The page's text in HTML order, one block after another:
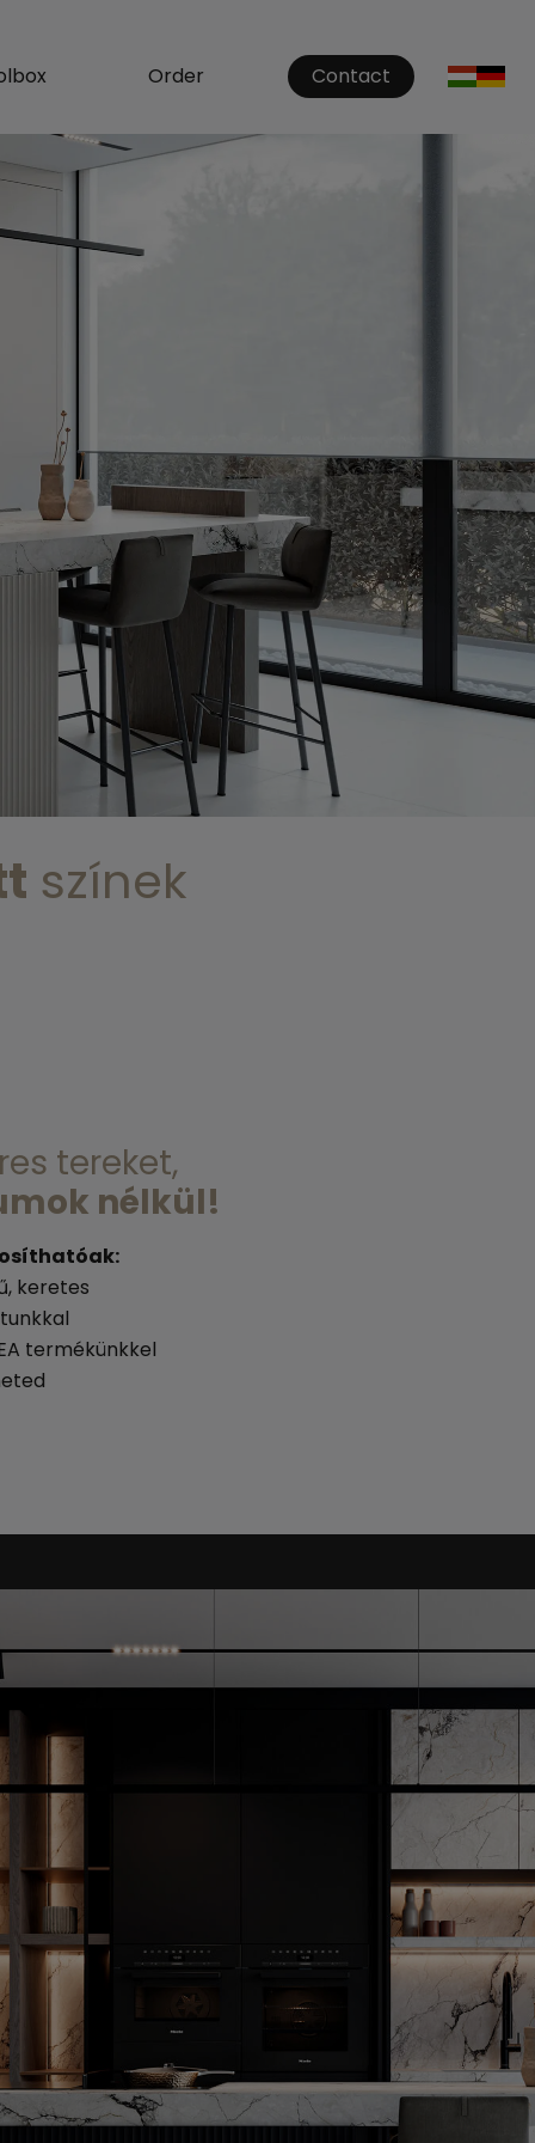
Order Contact
színek
tereket,
nélkül!
keretes
termékünkkel